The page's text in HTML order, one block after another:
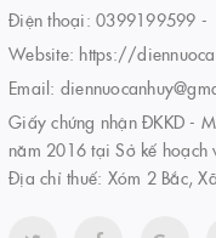
Điện thoại: 0399199599 -
Website: https://
Email:
Giấy chứng nhận ĐKKD -
năm 2016 tại Sở kế
Địa chỉ thuế: Xóm 2 Bắc,